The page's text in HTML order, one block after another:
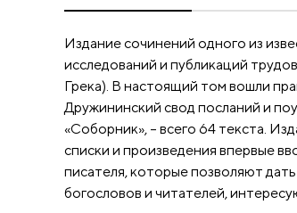
Издание сочинений одного из
исследований и публикаций
Грека). В настоящий том вошли
Дружининский свод посланий и
«Соборник», – всего 64 текста.
списки и произведения впервые
писателя, которые позволяют
богословов и читателей,